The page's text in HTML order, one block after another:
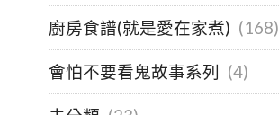
廚房食譜(就是愛在家煮) (168)
會怕不要看鬼故事系列 (4)